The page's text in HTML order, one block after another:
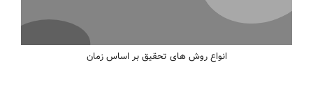
انواع روش های تحقیق بر اساس زمان